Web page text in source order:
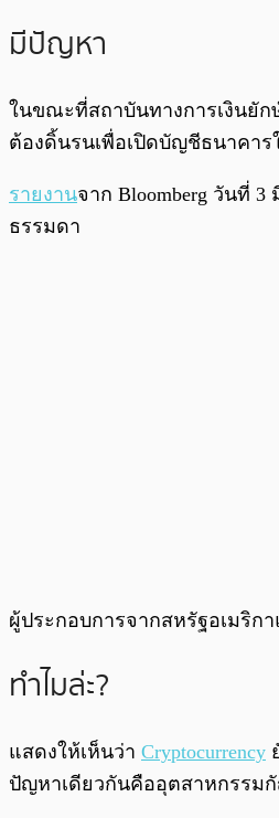
มีปัญหา
ในขณะที่สถาบันทางการเงินยัก
ต้องดิ้นรนเพื่อเปิดบัญชีธนาคาร
รายงานจาก Bloomberg วันที่
ธรรมดา
ผู้ประกอบการจากสหรัฐอเมริก
ทำไมล่ะ?
แสดงให้เห็นว่า Cryptocurrency
ปัญหาเดียวกันคืออุตสาหกรรม